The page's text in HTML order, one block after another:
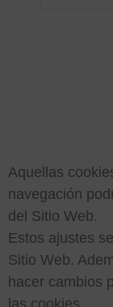
Aquellas
navegación
del Sitio Web.
Estos ajustes
Sitio Web.
hacer cambios
las cookies.